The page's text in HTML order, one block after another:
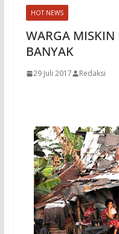
HOT NEWS
WARGA MISKIN
BANYAK
29 Juli 2017 Redaksi